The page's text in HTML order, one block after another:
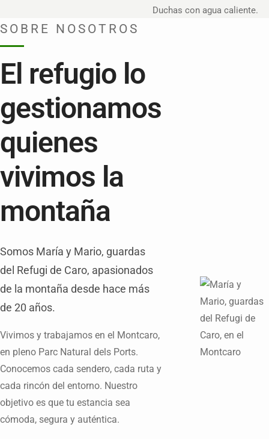
Duchas con agua caliente.
SOBRE NOSOTROS
El refugio lo
gestionamos
quienes
vivimos la
montaña
Somos María y Mario, guardas
del Refugi de Caro, apasionados
de la montaña desde hace más
de 20 años.
Vivimos y trabajamos en el Montcaro,
en pleno Parc Natural dels Ports.
Conocemos cada sendero, cada ruta y
cada rincón del entorno. Nuestro
objetivo es que tu estancia sea
cómoda, segura y auténtica.